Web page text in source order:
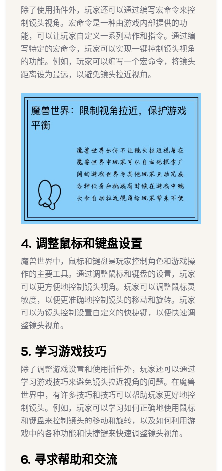
除了使用插件外，玩家还可以通过编写宏命令来控
制镜头视角。宏命令是一种由游戏内部提供的功
能，可以让玩家自定义一系列动作和指令。通过编
写特定的宏命令，玩家可以实现一键控制镜头视角
的功能。例如，玩家可以编写一个宏命令，将镜头
距离设为最远，以避免镜头拉近视角。
4. 调整鼠标和键盘设置
魔兽世界中，鼠标和键盘是玩家控制角色和游戏操
作的主要工具。通过调整鼠标和键盘的设置，玩家
可以更方便地控制镜头视角。玩家可以调整鼠标灵
敏度，以便更准确地控制镜头的移动和旋转。玩家
可以为镜头控制设置自定义的快捷键，以便快速调
整镜头视角。
5. 学习游戏技巧
除了调整游戏设置和使用插件外，玩家还可以通过
学习游戏技巧来避免镜头拉近视角的问题。在魔兽
世界中，有许多技巧和技巧可以帮助玩家更好地控
制镜头。例如，玩家可以学习如何正确地使用鼠标
和键盘来控制镜头的移动和旋转，以及如何利用游
戏中的各种功能和快捷键来快速调整镜头视角。
6. 寻求帮助和交流